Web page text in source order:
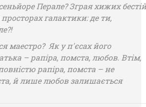
Перале? Зграя хижих бестій
галактики: де ти,
маестро? Як у п'єсах його
– рапіра, помста, любов. Втім,
рапіра, помста – не
й лише любов залишається